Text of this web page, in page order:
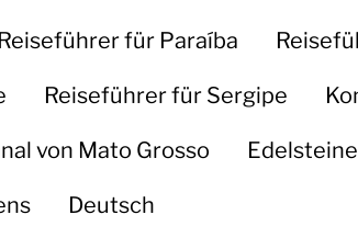
Reiseführer für Paraíba
Reiseführer für Sergipe
von Mato Grosso Edelsteine
Deutsch